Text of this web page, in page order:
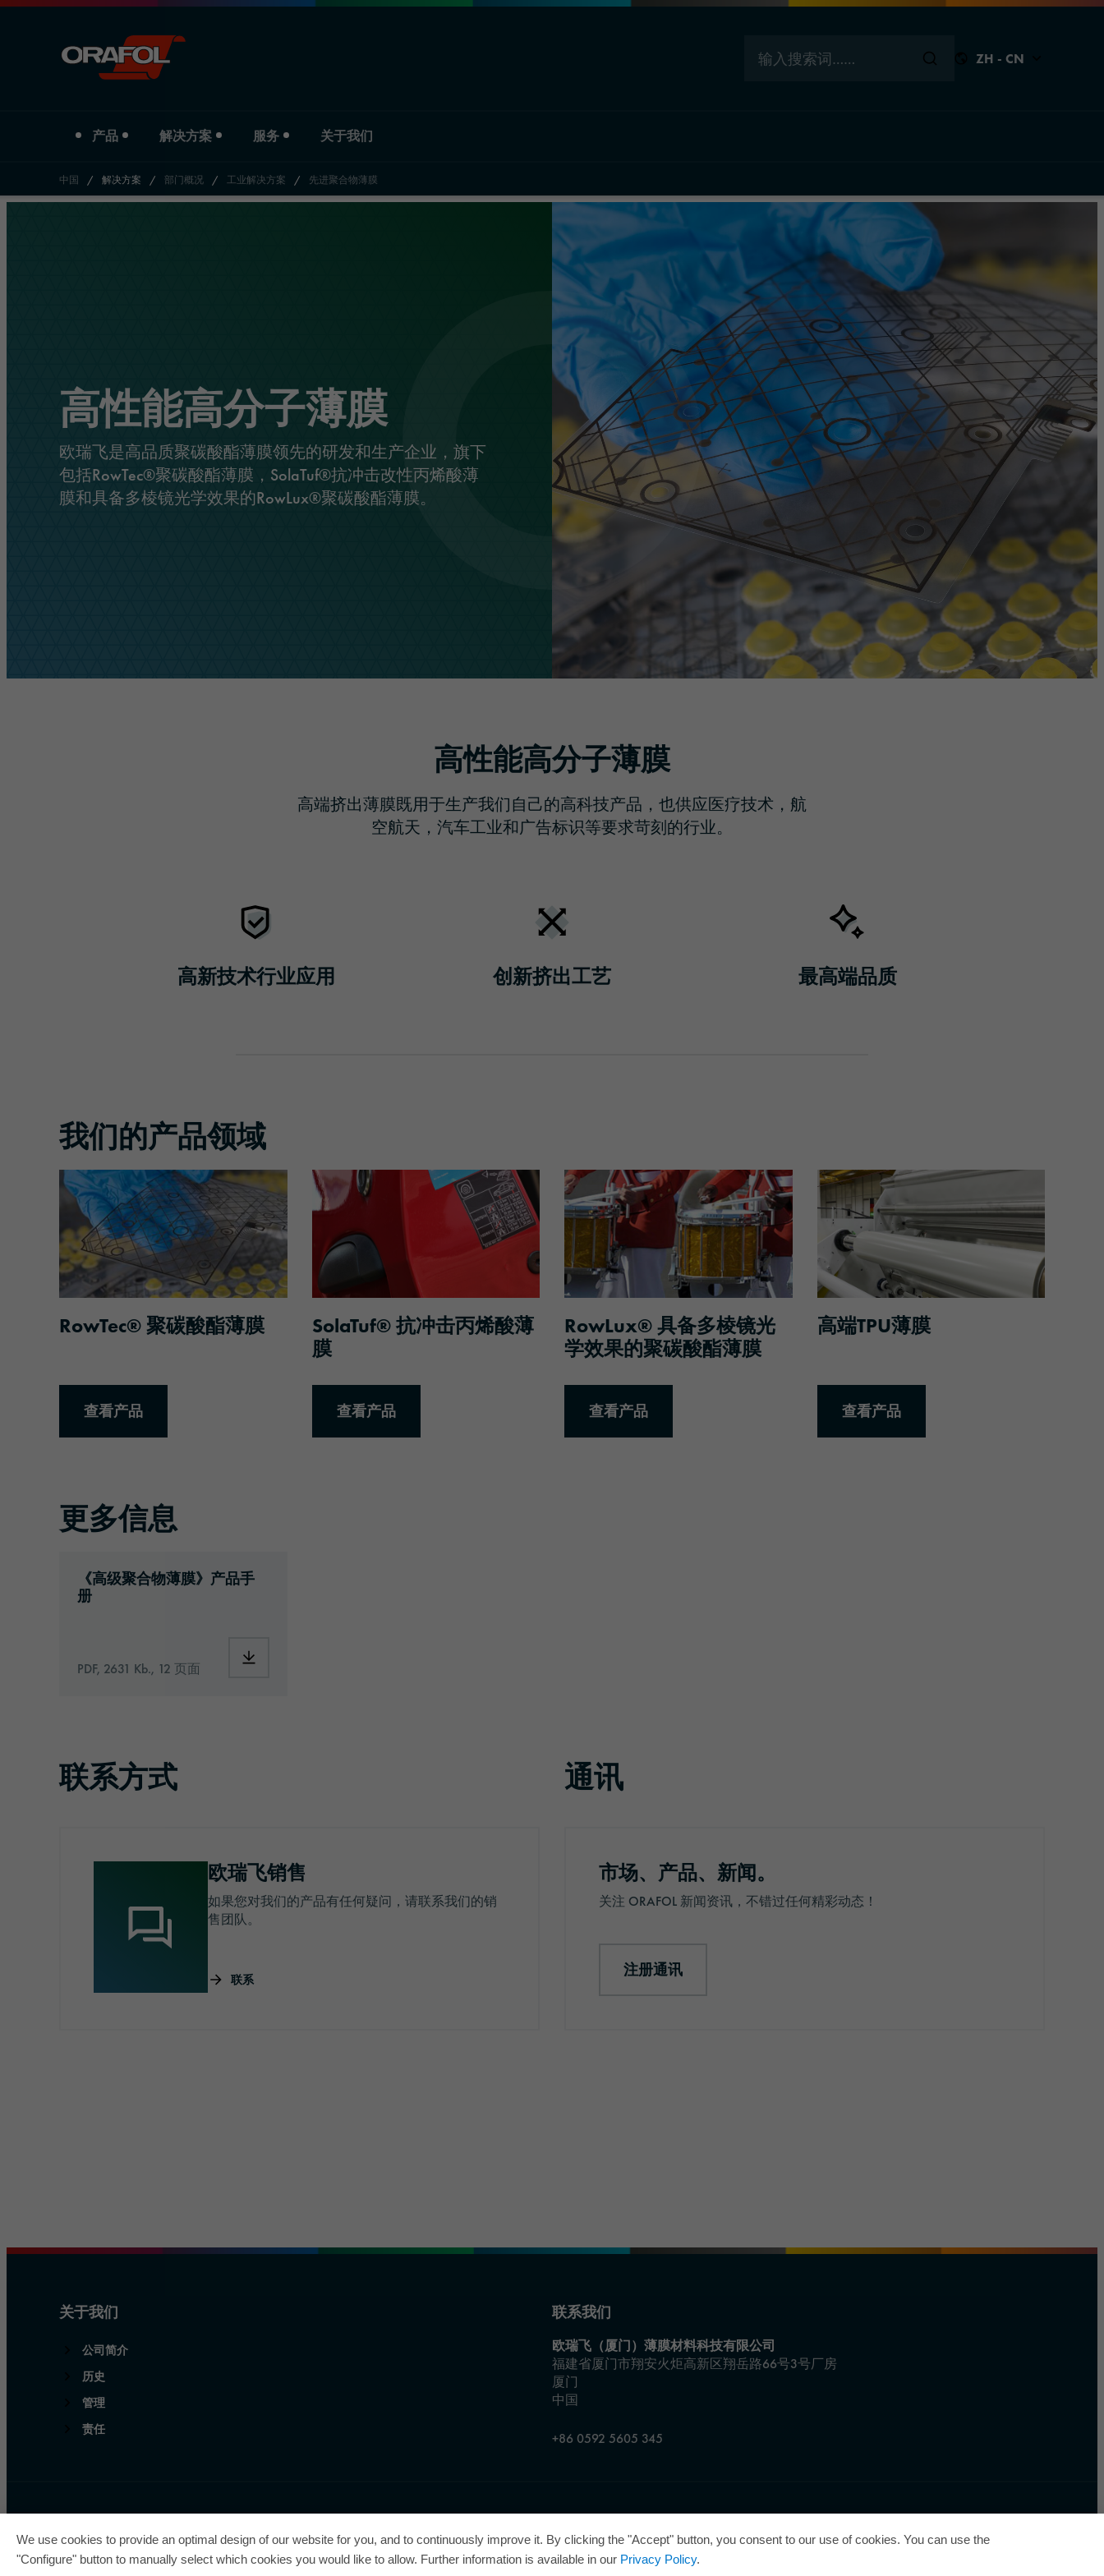
输入搜索词…… ZH - CN
产品
胶带
防晒膜
覆膜和保护膜
挤出薄膜
解决方案
交通与基础设施
物流与公共交通
建筑与施工
安全与防护
部门概况
材料解决方案
工业解决方案
汽车图形
光学解决方案
服务 关于我们
管理
责任
欧瑞飞中国
公司简介
中国 / 解决方案 / 部门概况 / 工业解决方案 / 先进聚合物薄膜
高性能高分子薄膜
欧瑞飞是高品质聚碳酸酯薄膜领先的研发和生产企业，旗下
包括RowTec®聚碳酸酯薄膜，SolaTuf®抗冲击改性丙烯酸薄
膜和具备多棱镜光学效果的RowLux®聚碳酸酯薄膜。
高性能高分子薄膜
高端挤出薄膜既用于生产我们自己的高科技产品，也供应医疗技术，航
空航天，汽车工业和广告标识等要求苛刻的行业。
高新技术行业应用 创新挤出工艺 最高端品质
我们的产品领域
RowTec® 聚碳酸酯薄膜
查看产品
查看产品
SolaTuf® 抗冲击丙烯酸薄
膜
查看产品
查看产品
RowLux® 具备多棱镜光
学效果的聚碳酸酯薄膜
查看产品
查看产品
高端TPU薄膜
查看产品
查看产品
更多信息
《高级聚合物薄膜》产品手
册
PDF, 2631 Kb., 12 页面
联系方式
欧瑞飞销售
如果您对我们的产品有任何疑问，请联系我们的销
售团队。
联系
通讯
市场、产品、新闻。
关注 ORAFOL 新闻资讯，不错过任何精彩动态！
注册通讯
关于我们
公司简介
历史
管理
责任
联系我们
欧瑞飞（厦门）薄膜材料科技有限公司
福建省厦门市翔安火炬高新区翔岳路66号3号厂房
厦门
中国
+86 0592 5605 345
We use cookies to provide an optimal design of our website for you, and to continuously improve it. By clicking the "Accept" button, you consent to our use of cookies. You can use the
"Configure" button to manually select which cookies you would like to allow. Further information is available in our Privacy Policy.